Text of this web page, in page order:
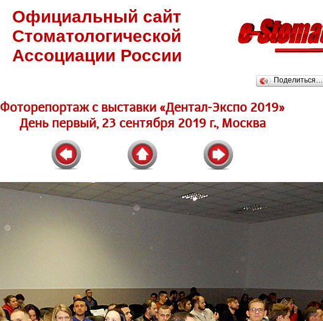
Официальный сайт
Стоматологической
Ассоциации России
Поделиться…
Фоторепортаж c выставки «Дентал-Экспо 2019»
День первый, 23 сентября 2019 г., Москва